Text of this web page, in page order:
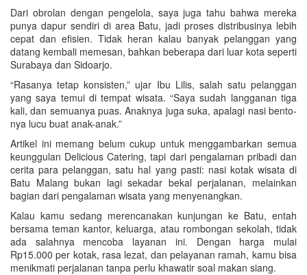
Dari obrolan dengan pengelola, saya juga tahu bahwa mereka
punya dapur sendiri di area Batu, jadi proses distribusinya lebih
cepat dan efisien. Tidak heran kalau banyak pelanggan yang
datang kembali memesan, bahkan beberapa dari luar kota seperti
Surabaya dan Sidoarjo.
“Rasanya tetap konsisten,” ujar Ibu Lilis, salah satu pelanggan
yang saya temui di tempat wisata. “Saya sudah langganan tiga
kali, dan semuanya puas. Anaknya juga suka, apalagi nasi bento-
nya lucu buat anak-anak.”
Artikel ini memang belum cukup untuk menggambarkan semua
keunggulan Delicious Catering, tapi dari pengalaman pribadi dan
cerita para pelanggan, satu hal yang pasti: nasi kotak wisata di
Batu Malang bukan lagi sekadar bekal perjalanan, melainkan
bagian dari pengalaman wisata yang menyenangkan.
Kalau kamu sedang merencanakan kunjungan ke Batu, entah
bersama teman kantor, keluarga, atau rombongan sekolah, tidak
ada salahnya mencoba layanan ini. Dengan harga mulai
Rp15.000 per kotak, rasa lezat, dan pelayanan ramah, kamu bisa
menikmati perjalanan tanpa perlu khawatir soal makan siang.